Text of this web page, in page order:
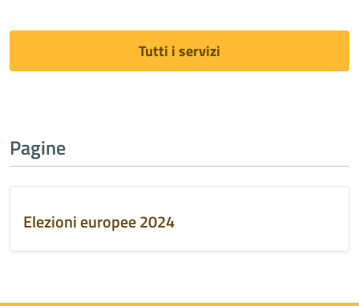
Tutti i servizi
Pagine
Elezioni europee 2024